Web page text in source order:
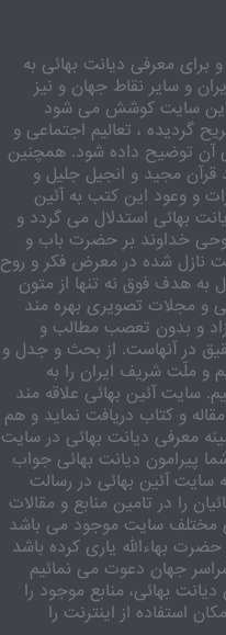
برای معرفی دیانت بهائی به
و سایر نقاط جهان و نیز
این سایت کوشش می شود
گردیده ، تعالیم اجتماعی و
آن توضیح داده شود. همچنین
قرآن مجید و انجیل جلیل و
و وعود این کتب به آئین
بهائی استدلال می گردد و
خداوند بر حضرت باب و
نازل شده در معرض فکر و روح
به هدف فوق نه تنها از متون
و مجلات تصویری بهره مند
و بدون تعصب مطالب و
در آنهاست. از بحث و جدل و
و ملّت شریف ایران را به
سایت آئین بهائی علاقه مند
و کتاب دریافت نماید و هم
معرفی دیانت بهائی در سایت
پیرامون دیانت بهائی جواب
سایت آئین بهائی در رسالت
را در تامین منابع و مقالات
مختلف سایت موجود می باشد
بهاءالله یاری کرده باشد
سراسر جهان دعوت می نمائیم
بهائی، منابع موجود را
استفاده از اینترنت را